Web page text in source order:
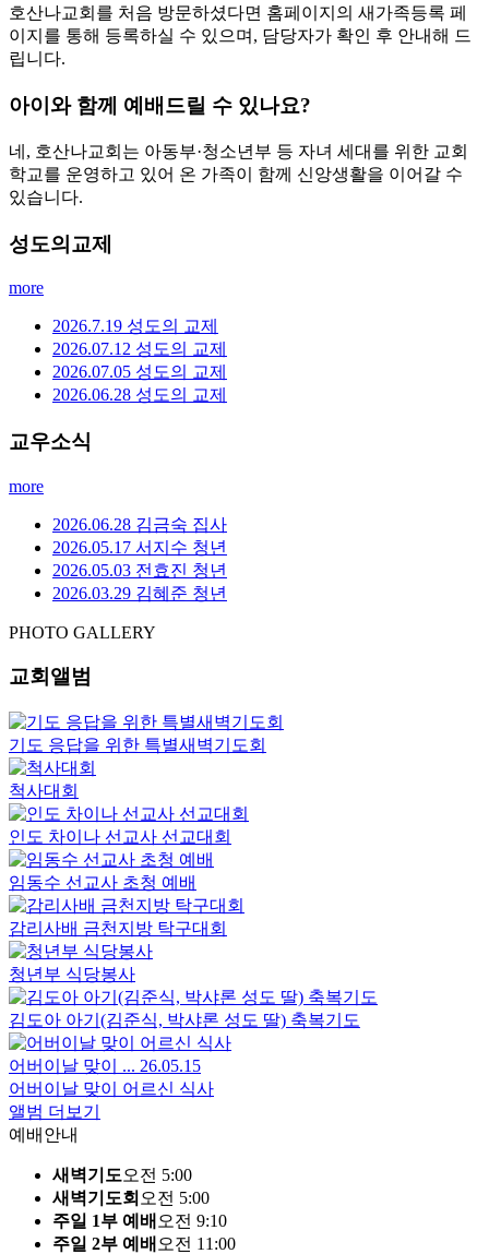
호산나교회를 처음 방문하셨다면 홈페이지의 새가족등록 페
이지를 통해 등록하실 수 있으며, 담당자가 확인 후 안내해 드
립니다.
아이와 함께 예배드릴 수 있나요?
네, 호산나교회는 아동부·청소년부 등 자녀 세대를 위한 교회
학교를 운영하고 있어 온 가족이 함께 신앙생활을 이어갈 수
있습니다.
성도의교제
more
2026.7.19 성도의 교제
2026.07.12 성도의 교제
2026.07.05 성도의 교제
2026.06.28 성도의 교제
교우소식
more
2026.06.28 김금숙 집사
2026.05.17 서지수 청년
2026.05.03 전효진 청년
2026.03.29 김혜준 청년
PHOTO GALLERY
교회앨범
기도 응답을 위한 특별새벽기도회
척사대회
인도 차이나 선교사 선교대회
임동수 선교사 초청 예배
감리사배 금천지방 탁구대회
청년부 식당봉사
김도아 아기(김준식, 박샤론 성도 딸) 축복기도
어버이날 맞이 ... 26.05.15
어버이날 맞이 어르신 식사
앨범 더보기
예배안내
새벽기도오전 5:00
새벽기도회 오전 5:00
주일 1부 예배 오전 9:10
주일 2부 예배 오전 11:00